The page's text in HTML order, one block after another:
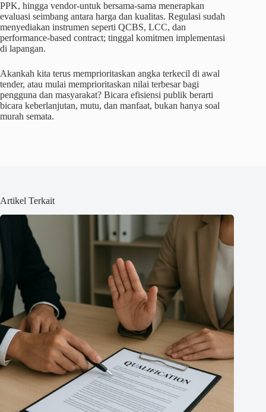
PPK, hingga vendor-untuk bersama-sama menerapkan
evaluasi seimbang antara harga dan kualitas. Regulasi sudah
menyediakan instrumen seperti QCBS, LCC, dan
performance-based contract; tinggal komitmen implementasi
di lapangan.
Akankah kita terus memprioritaskan angka terkecil di awal
tender, atau mulai memprioritaskan nilai terbesar bagi
pengguna dan masyarakat? Bicara efisiensi publik berarti
bicara keberlanjutan, mutu, dan manfaat, bukan hanya soal
murah semata.
Artikel Terkait